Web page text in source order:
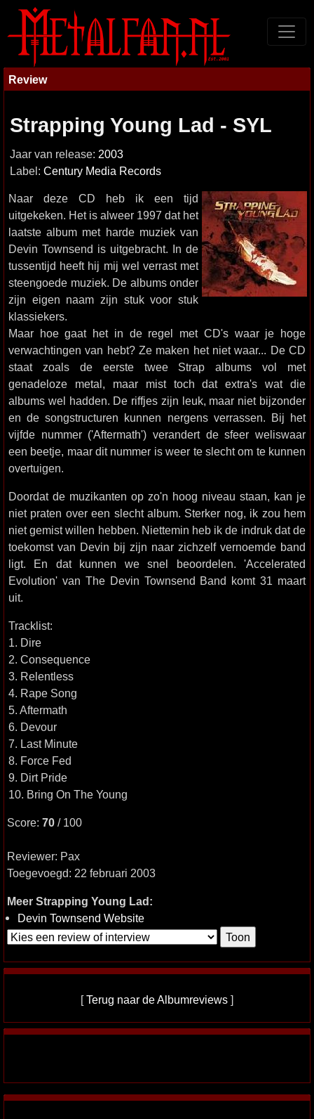
Review
Strapping Young Lad - SYL
Jaar van release: 2003
Label: Century Media Records
Naar deze CD heb ik een tijd
uitgekeken. Het is alweer 1997 dat het
laatste album met harde muziek van
Devin Townsend is uitgebracht. In de
tussentijd heeft hij mij wel verrast met
steengoede muziek. De albums onder
zijn eigen naam zijn stuk voor stuk
klassiekers.
Maar hoe gaat het in de regel met CD's waar je hoge
verwachtingen van hebt? Ze maken het niet waar... De CD
staat zoals de eerste twee Strap albums vol met
genadeloze metal, maar mist toch dat extra's wat die
albums wel hadden. De riffjes zijn leuk, maar niet bijzonder
en de songstructuren kunnen nergens verrassen. Bij het
vijfde nummer ('Aftermath') verandert de sfeer weliswaar
een beetje, maar dit nummer is weer te slecht om te kunnen
overtuigen.
Doordat de muzikanten op zo'n hoog niveau staan, kan je
niet praten over een slecht album. Sterker nog, ik zou hem
niet gemist willen hebben. Niettemin heb ik de indruk dat de
toekomst van Devin bij zijn naar zichzelf vernoemde band
ligt. En dat kunnen we snel beoordelen. 'Accelerated
Evolution' van The Devin Townsend Band komt 31 maart
uit.
Tracklist:
1. Dire
2. Consequence
3. Relentless
4. Rape Song
5. Aftermath
6. Devour
7. Last Minute
8. Force Fed
9. Dirt Pride
10. Bring On The Young
Score: 70 / 100
Reviewer: Pax
Toegevoegd: 22 februari 2003
Meer Strapping Young Lad:
Devin Townsend Website
[Terug naar de Albumreviews ]